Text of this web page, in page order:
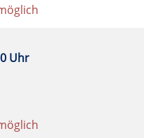
Uhr